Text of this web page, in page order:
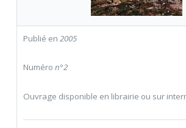
Publié en 2005
Numéro n°2
Ouvrage disponible en librairie ou sur